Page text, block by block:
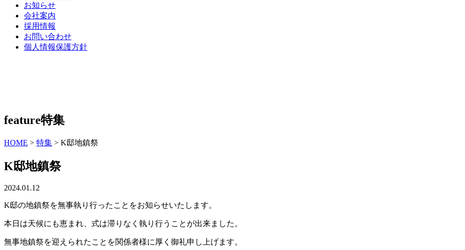
お知らせ
会社案内
採用情報
お問い合わせ
個人情報保護方針
feature特集
HOME > 特集 > K邸地鎮祭
K邸地鎮祭
2024.01.12
K邸の地鎮祭を無事執り行ったことをお知らせいたします。
本日は天候にも恵まれ、式は滞りなく執り行うことが出来ました。
無事地鎮祭を迎えられたことを関係者様に厚く御礼申し上げます。